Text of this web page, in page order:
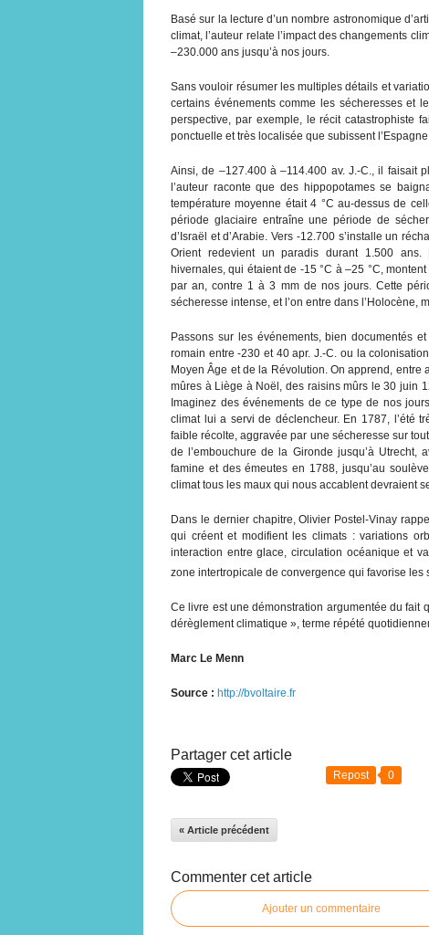
Basé sur la lecture d’un nombre astronomique
climat, l’auteur relate l’impact des changements
–230.000 ans jusqu’à nos jours.
Sans vouloir résumer les multiples détails et
certains événements comme les sécheresses et
perspective, par exemple, le récit catastrophiste
ponctuelle et très localisée que subissent
Ainsi, de –127.400 à –114.400 av. J.-C., il faisait
l’auteur raconte que des hippopotames se
température moyenne était 4 °C au-dessus de
période glaciaire entraîne une période de
d’Israël et d’Arabie. Vers -12.700 s’installe un
Orient redevient un paradis durant 1.500
hivernales, qui étaient de -15 °C à –25 °C,
par an, contre 1 à 3 mm de nos jours. Cette
sécheresse intense, et l’on entre dans l’Holocène,
Passons sur les événements, bien documentés
romain entre -230 et 40 apr. J.-C. ou la
Moyen Âge et de la Révolution. On apprend, entre
mûres à Liège à Noël, des raisins mûrs le 30 juin
Imaginez des événements de ce type de nos
climat lui a servi de déclencheur. En 1787, l’été
faible récolte, aggravée par une sécheresse sur
de l’embouchure de la Gironde jusqu’à Utrecht,
famine et des émeutes en 1788, jusqu’au
climat tous les maux qui nous accablent devraient
Dans le dernier chapitre, Olivier Postel-Vinay
qui créent et modifient les climats : variations
interaction entre glace, circulation océanique et
zone intertropicale de convergence qui favorise
Ce livre est une démonstration argumentée du fait
dérèglement climatique », terme répété
Marc Le Menn
Source : http://bvoltaire.fr
Partager cet article
Repost 0
« Article précédent
Commenter cet article
Ajouter un commentaire